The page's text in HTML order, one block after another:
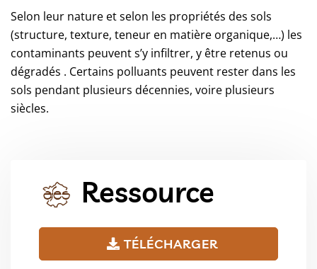
Selon leur nature et selon les propriétés des sols
(structure, texture, teneur en matière organique,…) les
contaminants peuvent s’y infiltrer, y être retenus ou
dégradés . Certains polluants peuvent rester dans les
sols pendant plusieurs décennies, voire plusieurs
siècles.
Ressource
TÉLÉCHARGER